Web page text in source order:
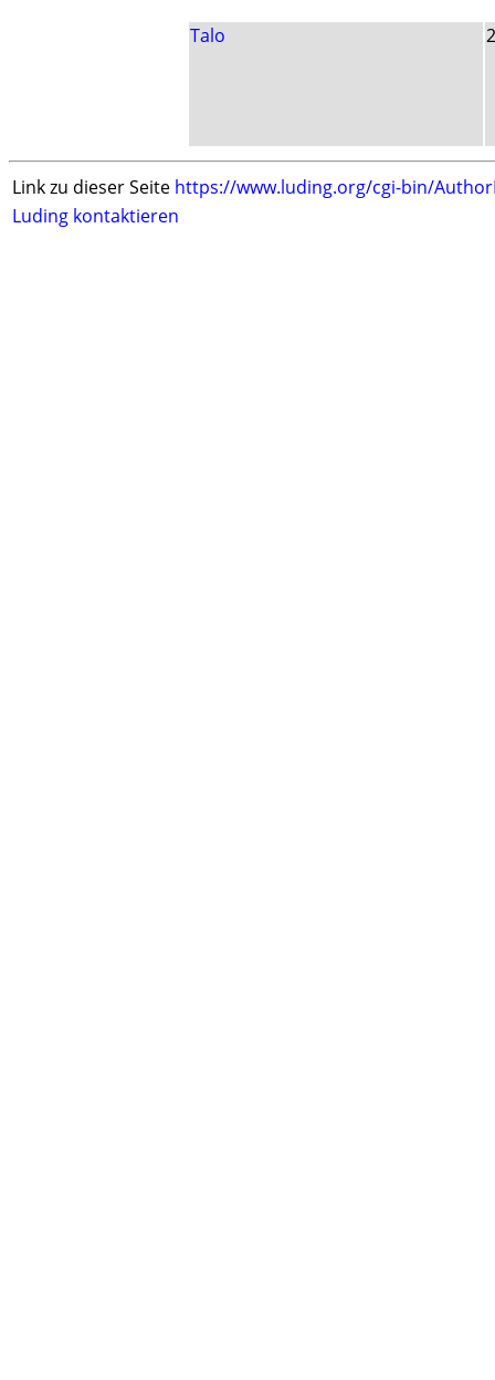
Talo
Link zu dieser Seite https://www.luding.org/cgi-bin/
Luding kontaktieren